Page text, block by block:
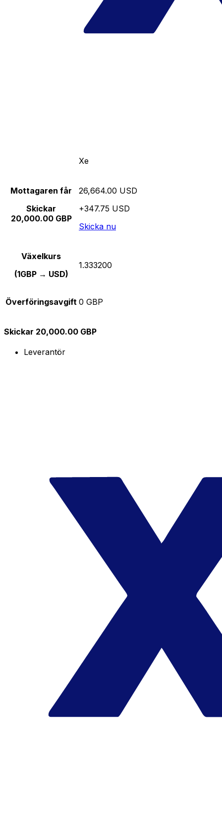
Xe
Mottagaren får
Skickar
20,000.00 GBP
26,664.00 USD
+347.75 USD
Skicka nu
Växelkurs
(1GBP → USD)
1.333200
Överföringsavgift 0 GBP
Skickar 20,000.00 GBP
Leverantör